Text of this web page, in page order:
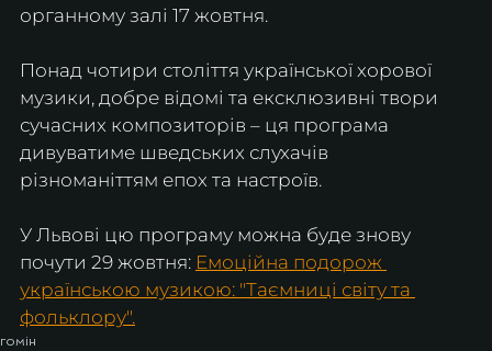
органному залі 17 жовтня.
Понад чотири століття української хорової
музики, добре відомі та ексклюзивні твори
сучасних композиторів – ця програма
дивуватиме шведських слухачів
різноманіттям епох та настроїв.
У Львові цю програму можна буде знову
почути 29 жовтня: Емоційна подорож
українською музикою: "Таємниці світу та
фольклору".
гомін